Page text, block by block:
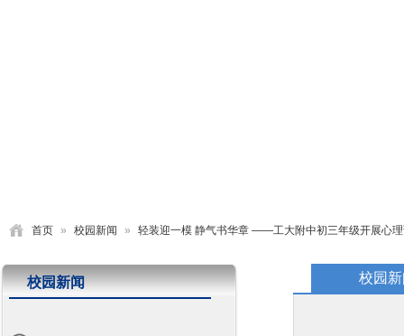
首页 » 校园新闻 » 轻装迎一模 静气书华章 ——工大附中初三年级开展心
校园新闻 校园